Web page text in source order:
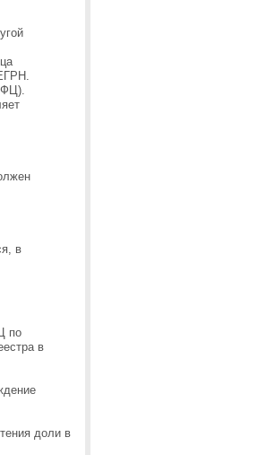
в
по
в
доли в